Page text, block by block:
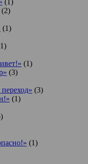
(2)
(1)
(1)
(3)
(3)
(1)
(1)